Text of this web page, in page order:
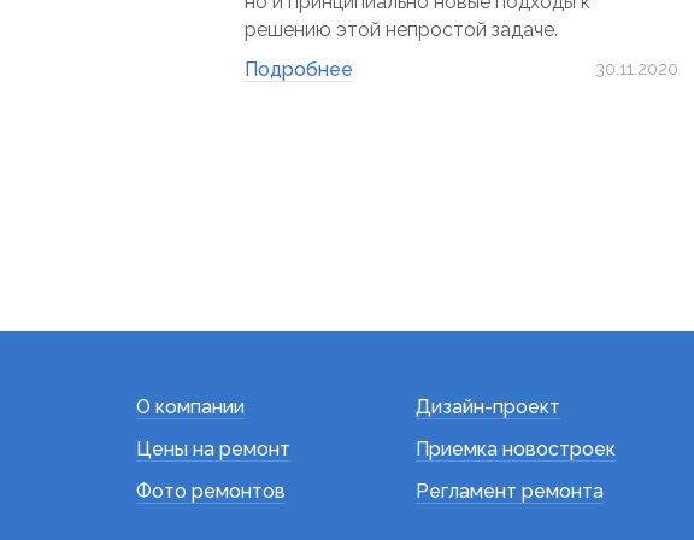
решению этой непростой задаче.
Подробнее
30.11.2020
О компании
Цены на ремонт
Фото ремонтов
Дизайн-проект
Приемка новостроек
Регламент ремонта